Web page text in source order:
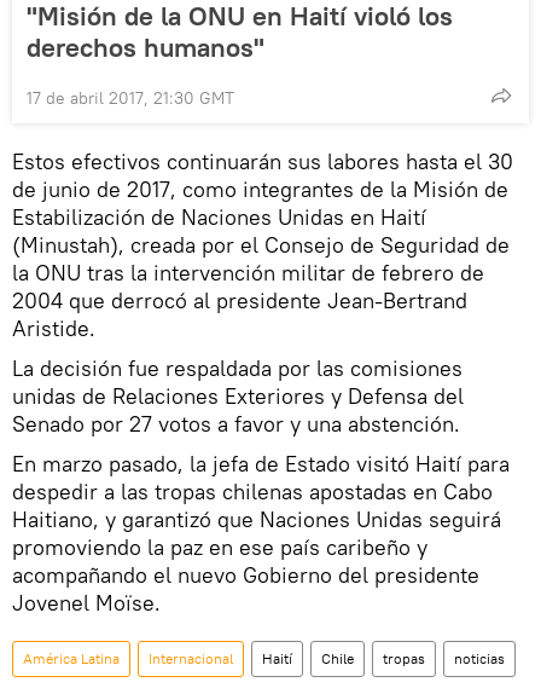
"Misión de la ONU en Haití violó los
derechos humanos"
17 de abril 2017, 21:30 GMT
Estos efectivos continuarán sus labores hasta el 30
de junio de 2017, como integrantes de la Misión de
Estabilización de Naciones Unidas en Haití
(Minustah), creada por el Consejo de Seguridad de
la ONU tras la intervención militar de febrero de
2004 que derrocó al presidente Jean-Bertrand
Aristide.
La decisión fue respaldada por las comisiones
unidas de Relaciones Exteriores y Defensa del
Senado por 27 votos a favor y una abstención.
En marzo pasado, la jefa de Estado visitó Haití para
despedir a las tropas chilenas apostadas en Cabo
Haitiano, y garantizó que Naciones Unidas seguirá
promoviendo la paz en ese país caribeño y
acompañando el nuevo Gobierno del presidente
Jovenel Moïse.
América Latina Internacional Haití Chile tropas noticias